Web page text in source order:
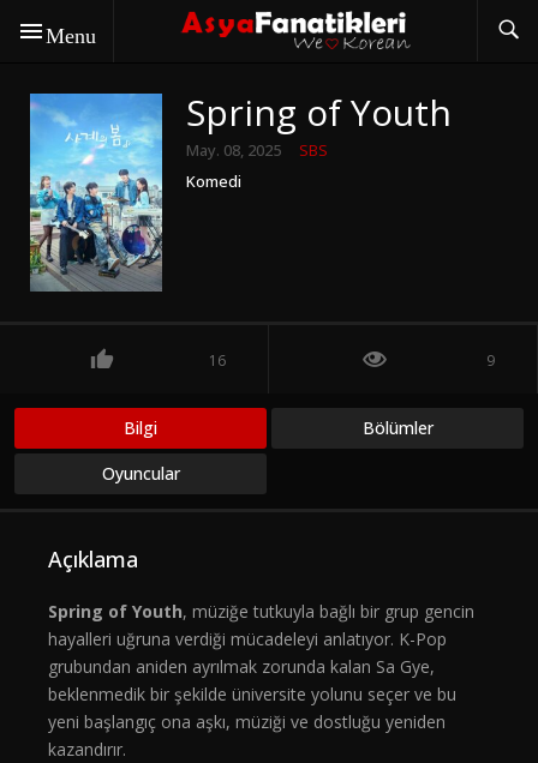
Menu
Spring of Youth
May. 08, 2025
SBS
Komedi
16 9
Bilgi
Bölümler
Oyuncular
Açıklama
Spring of Youth, müziğe tutkuyla bağlı bir grup gencin
hayalleri uğruna verdiği mücadeleyi anlatıyor. K-Pop
grubundan aniden ayrılmak zorunda kalan Sa Gye,
beklenmedik bir şekilde üniversite yolunu seçer ve bu
yeni başlangıç ona aşkı, müziği ve dostluğu yeniden
kazandırır.